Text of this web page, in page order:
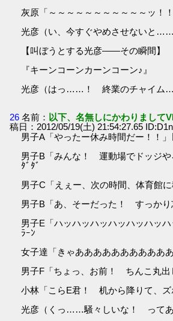
灰原「～～～～～～～～～～～ッ！
光彦（い、今すぐやめさせないと……
【叫ぼうとする光彦――その瞬間】
『キーンコーンカーンコーン♪』
光彦（はっ……！ 終業のチャイム
26 名前： 以下、名無しにかわりまして
稿日：2012/05/19(土) 21:54:27.65
男子A「やったー休み時間だー！！」
男子B「みんな！ 運動場でドッジや
ﾀﾞﾀﾞ
男子C「えぇー、次の時間、体育館に
男子B「あ、そーだった！ すっかり
男子E「ハッハッハッハッハッハッ
ﾗｰﾝ
女子達「きゃああああああああああ
男子F「ちょっ、お前！ ちんこ丸出
小林「こらE君！ 机から降りて、ズ
光彦（くっ……騒々しいな！ って